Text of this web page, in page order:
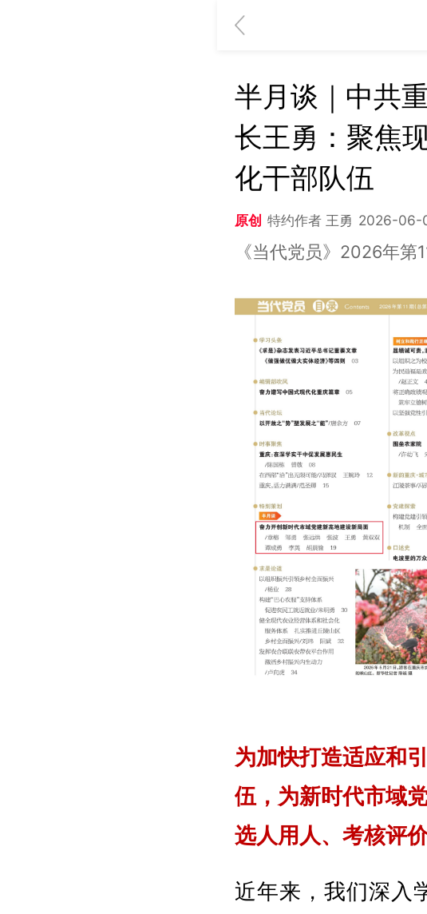
半月谈｜中共
长王勇：聚焦
化干部队伍
原创 特约作者 王勇 2026-06-
《当代党员》2026年第
为加快打造适应和
伍，为新时代市域
选人用人、考核评
近年来，我们深入